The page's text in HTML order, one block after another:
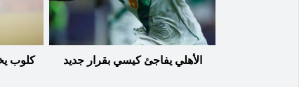
الأهلي يفاجئ كيسي بقرار جديد
كلوب